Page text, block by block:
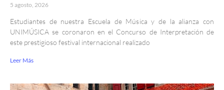
5 agosto, 2026
Estudiantes de nuestra Escuela de Música y de la alianza con
UNIMÚSICA se coronaron en el Concurso de Interpretación de
este prestigioso festival internacional realizado
Leer Más